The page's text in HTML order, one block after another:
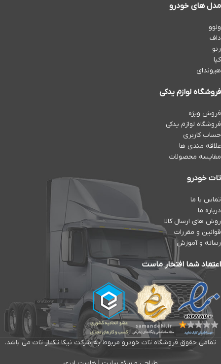
مدل های خودرو
ولوو
داف
رنو
کیا
هیوندای
فروشگاه لوازم یدکی
فروش ویژه
فروشگاه لوازم یدکی
حساب کاربری
علاقه مندی ها
مقایسه محصولات
تات خودرو
تماس با ما
درباره ما
روش های ارسال کالا
قوانین و مقررات
رسانه و آموزش
اعتماد شما افتخار ماست
تمامی حقوق فروشگاه تات خودرو مربوط به شرکت نیکا تکتاز تات می باشد.